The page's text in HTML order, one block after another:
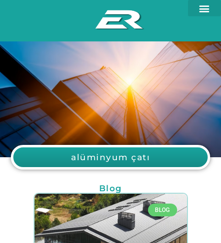
alüminyum çatı
Blog
BLOG